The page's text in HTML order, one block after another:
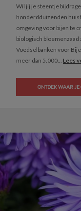
Wil jij je steentje
honderdduizenden
omgeving voor bijen te
biologisch bloemenzaad
Voedselbanken voor
meer dan 5.000... Lees
ONTDEK WAAR JE